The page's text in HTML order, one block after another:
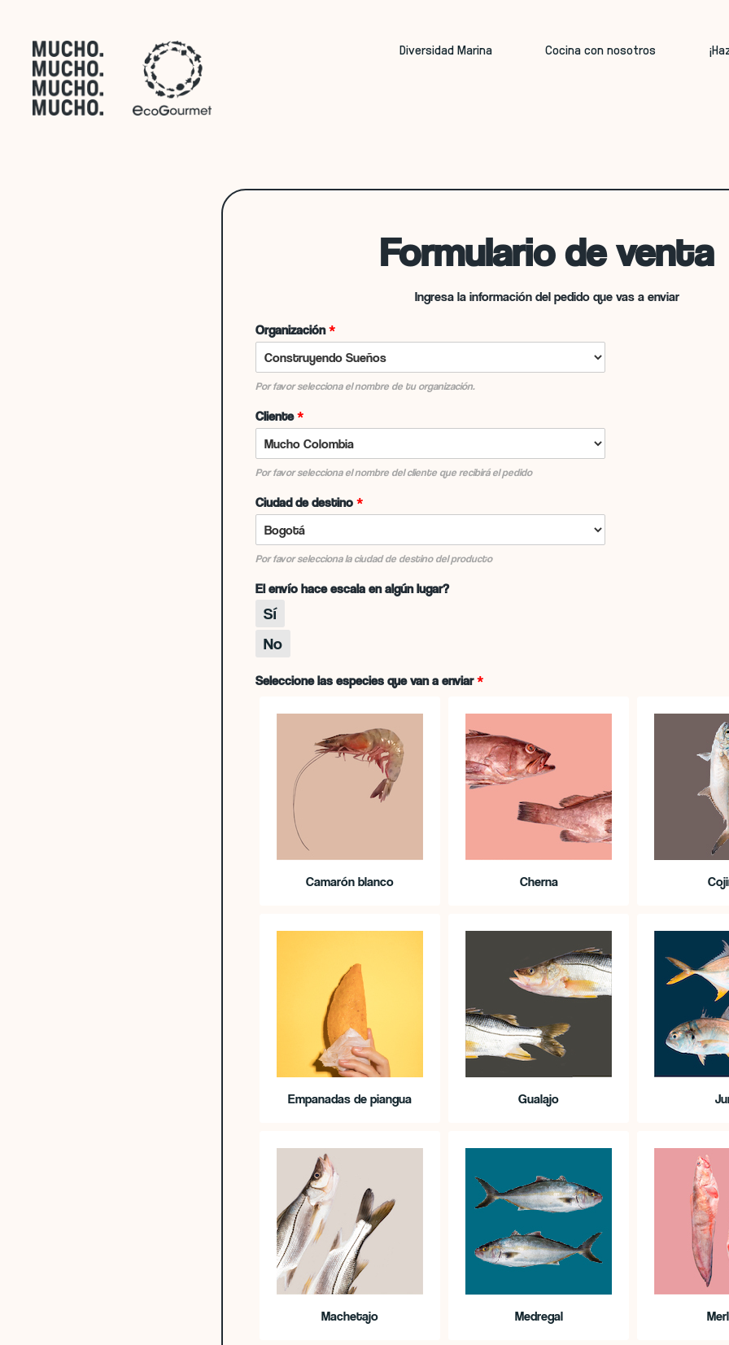
Diversidad Marina Cocina con nosotros
Formulario de venta
Ingresa la información del pedido que vas a enviar
Organización*
Por favor selecciona el nombre de tu organización.
Cliente*
Por favor selecciona el nombre del cliente que recibirá el pedido
Ciudad de destino *
Por favor selecciona la ciudad de destino del producto
El envío hace escala en algún lugar?
Sí
No
Seleccione las especies que van a enviar*
Camarón blanco Cherna
Empanadas de piangua Gualajo
Machetajo Medregal